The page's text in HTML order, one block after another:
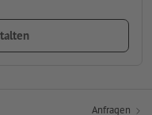
Anfragen